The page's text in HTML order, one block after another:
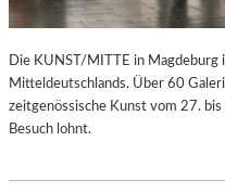
Die KUNST/MITTE in
Mitteldeutschlands. Über 60
zeitgenössische Kunst vom 27.
Besuch lohnt.